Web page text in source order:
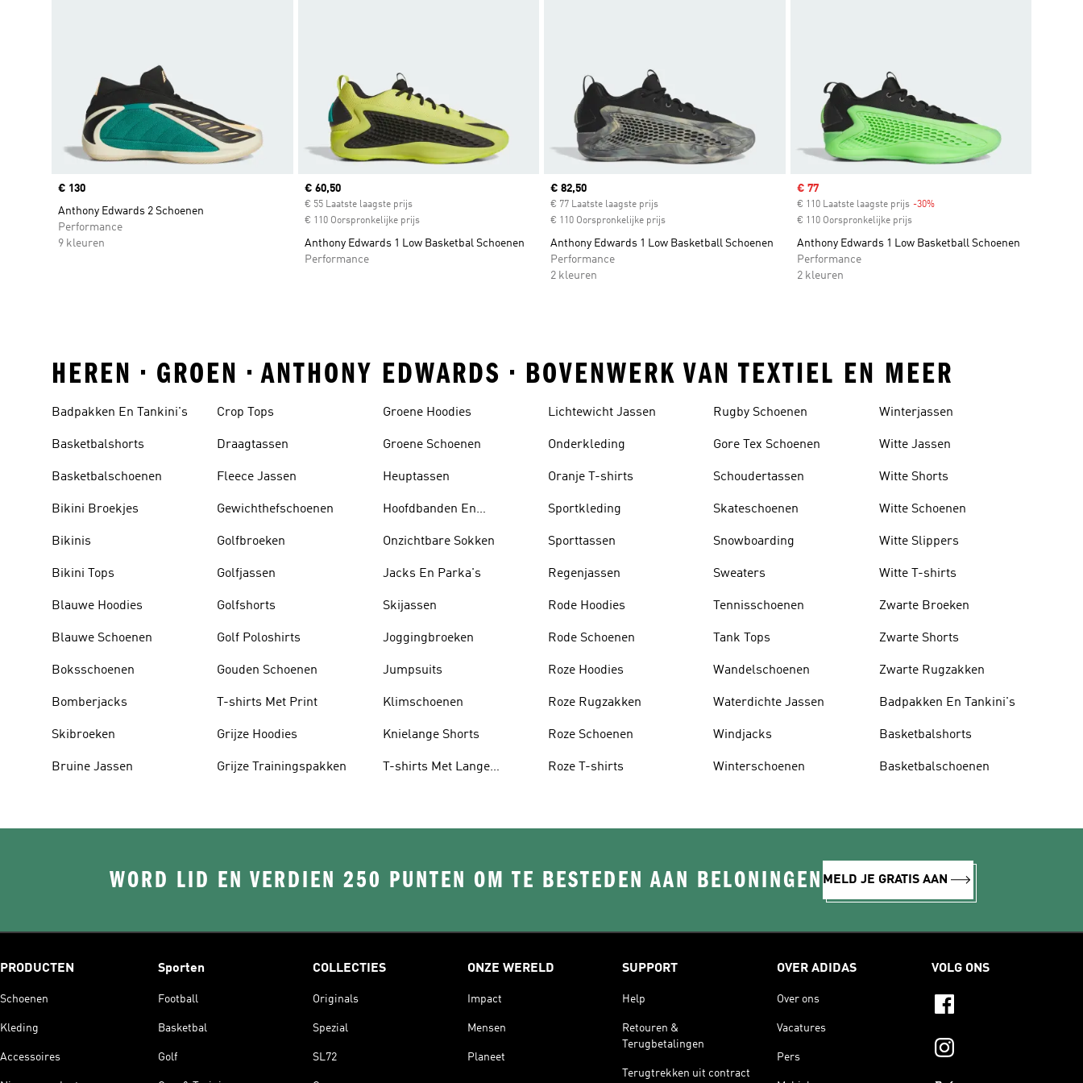
Price
€ 130
Anthony Edwards 2 Schoenen
Performance
9 kleuren
Current price
€ 60,50
€ 55 Laatste laagste prijs
€ 110 Oorspronkelijke prijs
Anthony Edwards 1 Low Basketbal Schoenen
Performance
Current price
€ 82,50
€ 77 Laatste laagste prijs
€ 110 Oorspronkelijke prijs
Anthony Edwards 1 Low Basketball Schoenen
Performance
2 kleuren
Sale price
€ 77
€ 110 Laatste laagste prijs -30%Discount
€ 110 Oorspronkelijke prijs
Anthony Edwards 1 Low Basketball Schoenen
Performance
2 kleuren
HEREN • GROEN • ANTHONY EDWARDS • BOVENWERK VAN TEXTIEL EN MEER
Badpakken En Tankini's
Basketbalshorts
Basketbalschoenen
Bikini Broekjes
Bikinis
Bikini Tops
Blauwe Hoodies
Blauwe Schoenen
Boksschoenen
Bomberjacks
Skibroeken
Bruine Jassen
Crop Tops
Draagtassen
Fleece Jassen
Gewichthefschoenen
Golfbroeken
Golfjassen
Golfshorts
Golf Poloshirts
Gouden Schoenen
T-shirts Met Print
Grijze Hoodies
Grijze Trainingspakken
Groene Hoodies
Groene Schoenen
Heuptassen
Hoofdbanden En
Onzichtbare Sokken
Jacks En Parka's
Skijassen
Joggingbroeken
Jumpsuits
Klimschoenen
Knielange Shorts
T-shirts Met Lange
Lichtewicht Jassen
Onderkleding
Oranje T-shirts
Sportkleding
Sporttassen
Regenjassen
Rode Hoodies
Rode Schoenen
Roze Hoodies
Roze Rugzakken
Roze Schoenen
Roze T-shirts
Rugby Schoenen
Gore Tex Schoenen
Schoudertassen
Skateschoenen
Snowboarding
Sweaters
Tennisschoenen
Tank Tops
Wandelschoenen
Waterdichte Jassen
Windjacks
Winterschoenen
Winterjassen
Witte Jassen
Witte Shorts
Witte Schoenen
Witte Slippers
Witte T-shirts
Zwarte Broeken
Zwarte Shorts
Zwarte Rugzakken
Badpakken En Tankini's
Basketbalshorts
Basketbalschoenen
WORD LID EN VERDIEN 250 PUNTEN OM TE BESTEDEN AAN BELONINGEN MELD JE GRATIS AAN
PRODUCTEN
Schoenen
Kleding
Accessoires
Sporten
Football
Basketbal
Golf
COLLECTIES
Originals
Spezial
SL72
ONZE WERELD
Impact
Mensen
Planeet
SUPPORT
Help
Retouren &
Terugbetalingen
Terugtrekken uit contract
OVER ADIDAS
Over ons
Vacatures
Pers
VOLG ONS